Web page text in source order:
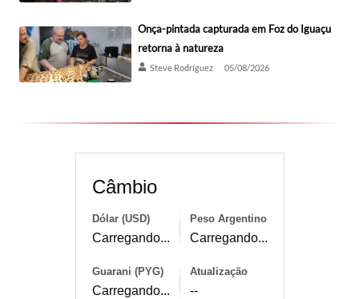
Onça-pintada capturada em Foz do Iguaçu
retorna à natureza
Steve Rodríguez 05/08/2026
Câmbio
Dólar (USD)
Carregando...
Peso Argentino
Carregando...
Guarani (PYG)
Carregando...
Atualização
--